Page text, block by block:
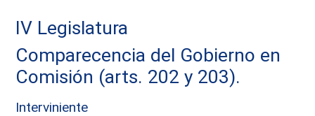
IV Legislatura
Comparecencia del Gobierno en
Comisión (arts. 202 y 203).
Interviniente